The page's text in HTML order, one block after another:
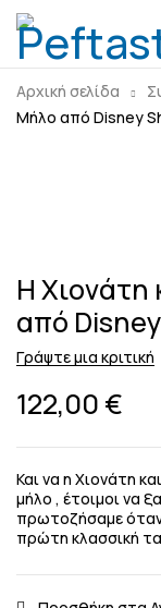
Αρχική σελίδα
Μήλο από Disney
Η Χιονάτη
από
Γράψτε μια κριτική
122,00 €
Και να η Χιονάτη
μήλο , έτοιμοι να
πρωτοζήσαμε όταν
πρώτη κλασσική